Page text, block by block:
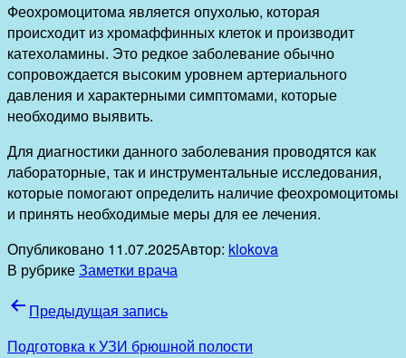
Феохромоцитома является опухолью, которая
происходит из хромаффинных клеток и производит
катехоламины. Это редкое заболевание обычно
сопровождается высоким уровнем артериального
давления и характерными симптомами, которые
необходимо выявить.
Для диагностики данного заболевания проводятся как
лабораторные, так и инструментальные исследования,
которые помогают определить наличие феохромоцитомы
и принять необходимые меры для ее лечения.
Опубликовано 11.07.2025Автор: klokova
В рубрикеЗаметки врача
Навигация
по
Предыдущая запись
Подготовка к УЗИ брюшной полости